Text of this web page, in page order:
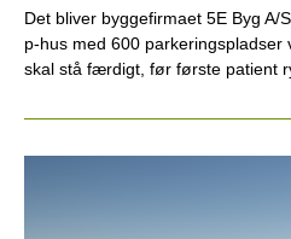
Det bliver byggefirmaet 5E Byg
p-hus med 600 parkeringspladser
skal stå færdigt, før første patient